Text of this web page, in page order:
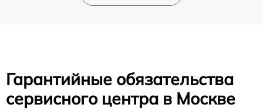
Гарантийные обязательства
сервисного центра в Москве